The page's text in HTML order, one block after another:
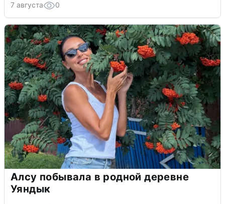
7 августа 0
Алсу побывала в родной деревне
Уяндык